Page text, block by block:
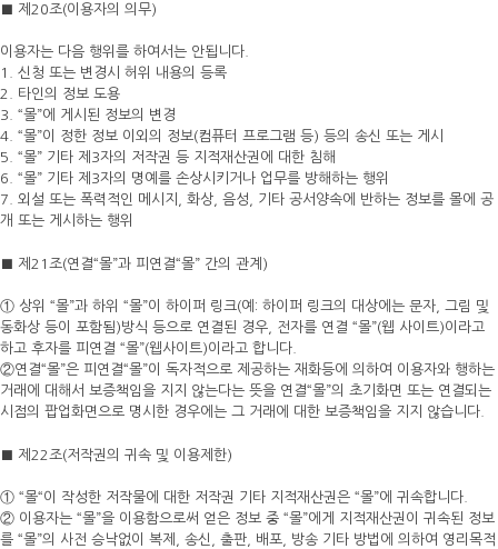
■ 제20조(이용자의 의무)
이용자는 다음 행위를 하여서는 안됩니다.
1. 신청 또는 변경시 허위 내용의 등록
2. 타인의 정보 도용
3. “몰”에 게시된 정보의 변경
4. “몰”이 정한 정보 이외의 정보(컴퓨터 프로그램 등) 등의 송신 또는 게시
5. “몰” 기타 제3자의 저작권 등 지적재산권에 대한 침해
6. “몰” 기타 제3자의 명예를 손상시키거나 업무를 방해하는 행위
7. 외설 또는 폭력적인 메시지, 화상, 음성, 기타 공서양속에 반하는 정보를 몰에 공
개 또는 게시하는 행위
■ 제21조(연결“몰”과 피연결“몰” 간의 관계)
① 상위 “몰”과 하위 “몰”이 하이퍼 링크(예: 하이퍼 링크의 대상에는 문자, 그림 및
동화상 등이 포함됨)방식 등으로 연결된 경우, 전자를 연결 “몰”(웹 사이트)이라고
하고 후자를 피연결 “몰”(웹사이트)이라고 합니다.
②연결“몰”은 피연결“몰”이 독자적으로 제공하는 재화등에 의하여 이용자와 행하는
거래에 대해서 보증책임을 지지 않는다는 뜻을 연결“몰”의 초기화면 또는 연결되는
시점의 팝업화면으로 명시한 경우에는 그 거래에 대한 보증책임을 지지 않습니다.
■ 제22조(저작권의 귀속 및 이용제한)
① “몰“이 작성한 저작물에 대한 저작권 기타 지적재산권은 “몰”에 귀속합니다.
② 이용자는 “몰”을 이용함으로써 얻은 정보 중 “몰”에게 지적재산권이 귀속된 정보
를 “몰”의 사전 승낙없이 복제, 송신, 출판, 배포, 방송 기타 방법에 의하여 영리목적